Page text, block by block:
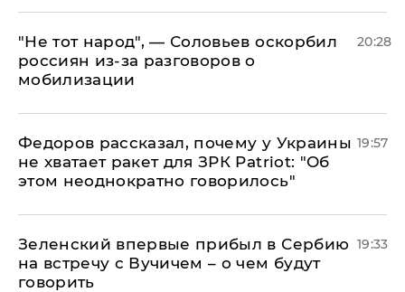
​"Не тот народ", — Соловьев оскорбил
россиян из-за разговоров о
мобилизации
20:28
Федоров рассказал, почему у Украины
не хватает ракет для ЗРК Patriot: "Об
этом неоднократно говорилось"
19:57
Зеленский впервые прибыл в Сербию
на встречу с Вучичем – о чем будут
говорить
19:33